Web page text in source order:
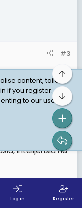
#3
BEIJING
AU
VYA DUNIA?
kwa
moja lilivuta
intelijensia na
content, tailor
if you register.
to our use of
Top
Log in Register